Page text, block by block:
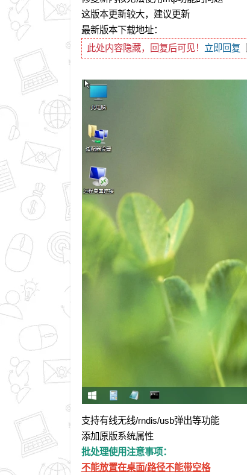
这版本更新较大，建议更新
最新版本下载地址：
此处内容隐藏，回复后可见！ 立即回复
支持有线无线/rndis/usb弹出等功能
添加原版系统属性
批处理使用注意事项：
不能放置在桌面/路径不能带空格